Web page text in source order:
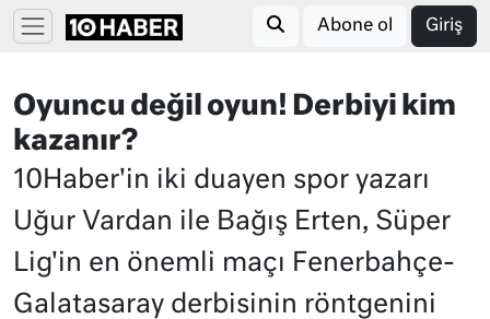
Abone ol Giriş
Oyuncu değil oyun! Derbiyi kim
kazanır?
10Haber'in iki duayen spor yazarı
Uğur Vardan ile Bağış Erten, Süper
Lig'in en önemli maçı Fenerbahçe-
Galatasaray derbisinin röntgenini